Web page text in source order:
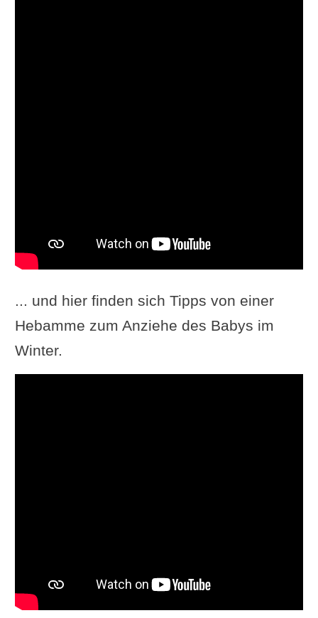
... und hier finden sich Tipps von einer
Hebamme zum Anziehe des Babys im
Winter.